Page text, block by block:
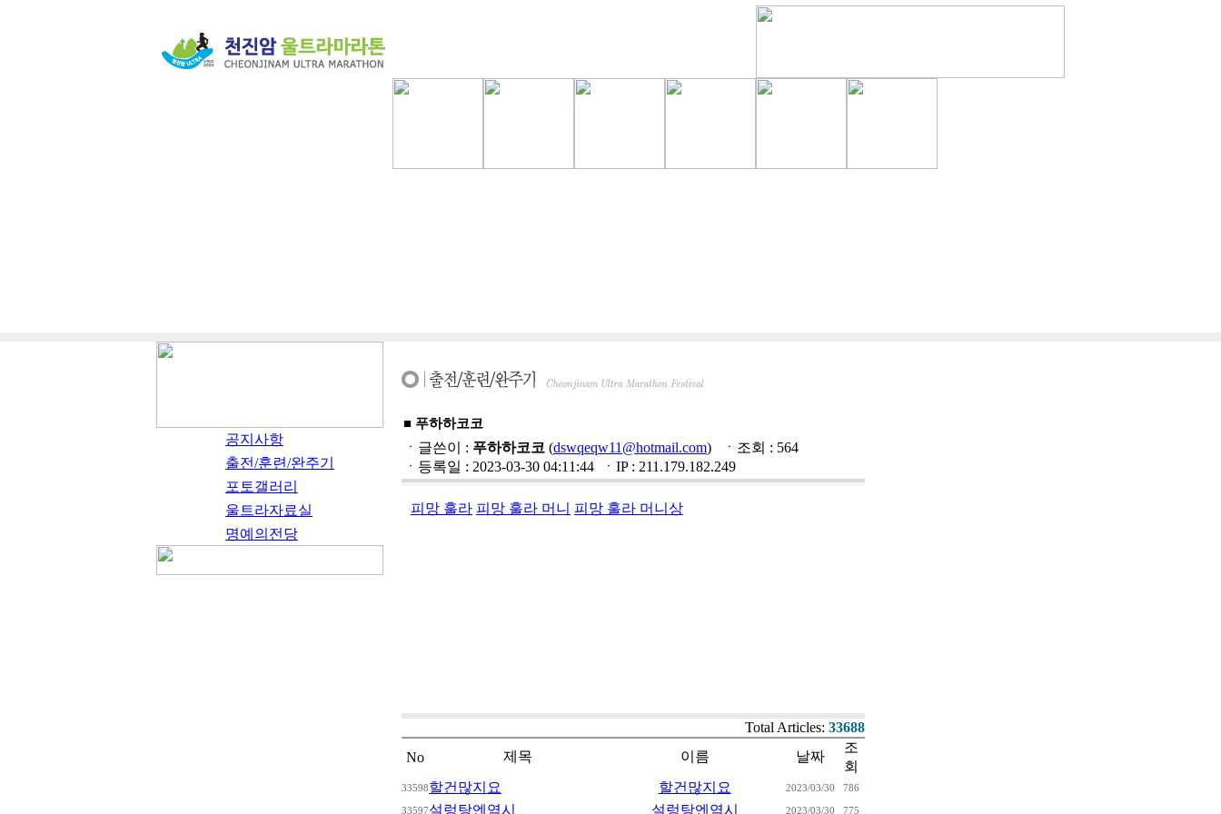
공지사항
출전/훈련/완주기
포토갤러리
울트라자료실
명예의전당
■ 푸하하코코
ㆍ글쓴이 : 푸하하코코 (dswqeqw11@hotmail.com) ㆍ조회 : 564
ㆍ등록일 : 2023-03-30 04:11:44 ㆍIP : 211.179.182.249
피망 훌라 피망 훌라 머니 피망 훌라 머니상
Total Articles: 33688
No
제목 이름 날짜
조
회
33598할건많지요 할건많지요 2023/03/30 786
33597설렁탕엔역시 설렁탕엔역시 2023/03/30 775